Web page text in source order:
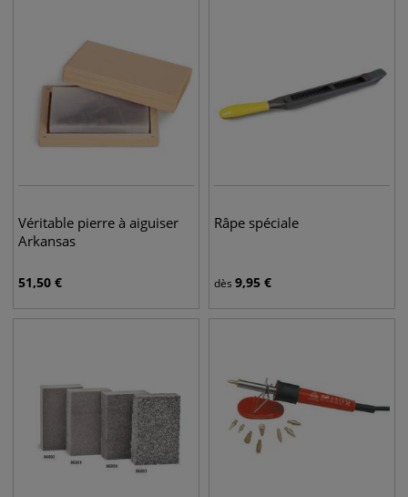
Véritable pierre à aiguiser
Arkansas
51,50 €
Râpe spéciale
dès 9,95 €